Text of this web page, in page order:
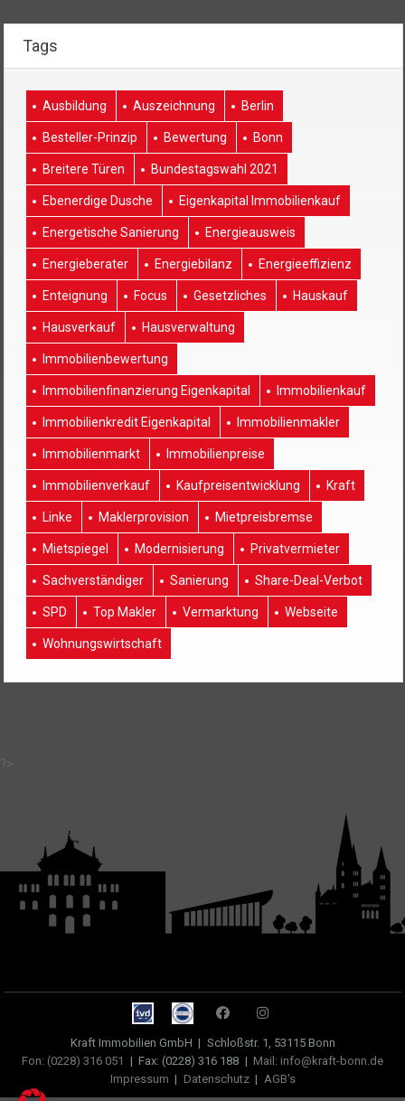
Tags
Ausbildung Auszeichnung Berlin
Besteller-Prinzip Bewertung Bonn
Breitere Türen Bundestagswahl 2021
Ebenerdige Dusche Eigenkapital Immobilienkauf
Energetische Sanierung Energieausweis
Energieberater Energiebilanz Energieeffizienz
Enteignung Focus Gesetzliches Hauskauf
Hausverkauf Hausverwaltung
Immobilienbewertung
Immobilienfinanzierung Eigenkapital Immobilienkauf
Immobilienkredit Eigenkapital Immobilienmakler
Immobilienmarkt Immobilienpreise
Immobilienverkauf Kaufpreisentwicklung Kraft
Linke Maklerprovision Mietpreisbremse
Mietspiegel Modernisierung Privatvermieter
Sachverständiger Sanierung Share-Deal-Verbot
SPD Top Makler Vermarktung Webseite
Wohnungswirtschaft
?>
Kraft Immobilien GmbH | Schloßstr. 1, 53115 Bonn
Fon: (0228) 316 051 | Fax: (0228) 316 188 | Mail: info@kraft-bonn.de
Impressum | Datenschutz | AGB's